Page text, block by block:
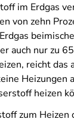
im Erdgas
von zehn
auch nur zu
reicht das
Heizungen
heizen
zum Heizen